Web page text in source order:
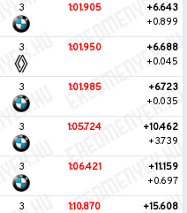
3 1:01.905
+6.643
+0.899
3 1:01.950
+6.688
+0.045
3 1:01.985
+6.723
+0.035
3 1:05.724
+10.462
+3.739
3 1:06.421
+11.159
+0.697
3 1:10.870 +15.608